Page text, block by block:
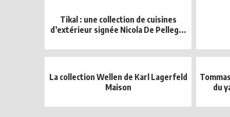
Tikal : une collection de cuisines
d’extérieur signée Nicola De Pelleg...
La collection Wellen de Karl Lagerfeld
Maison
du